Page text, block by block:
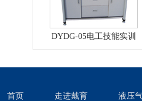
DYDG-05电工技能实训
首页 走进戴育 液压